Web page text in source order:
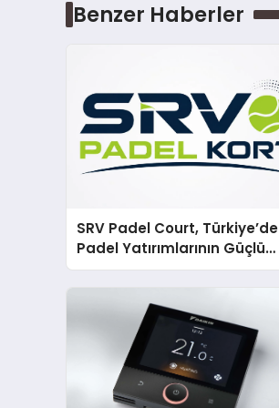
Benzer Haberler
SRV Padel Court, Türkiye’de
Padel Yatırımlarının Güçlü
Markası Olmayı Sürdürüyor